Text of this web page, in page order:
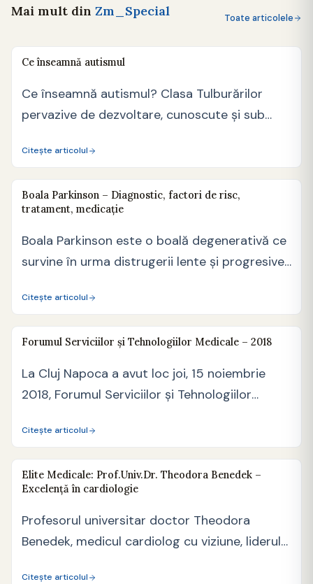
Mai mult din Zm_Special Toate articolele
Ce înseamnă autismul
Ce înseamnă autismul? Clasa Tulburărilor
pervazive de dezvoltare, cunoscute și sub
Citește articolul
Boala Parkinson – Diagnostic, factori de risc,
tratament, medicație
Boala Parkinson este o boală degenerativă ce
survine în urma distrugerii lente și progresive
Citește articolul
Forumul Serviciilor și Tehnologiilor Medicale – 2018
La Cluj Napoca a avut loc joi, 15 noiembrie
2018, Forumul Serviciilor și Tehnologiilor
Citește articolul
Elite Medicale: Prof.Univ.Dr. Theodora Benedek –
Excelență în cardiologie
Profesorul universitar doctor Theodora
Benedek, medicul cardiolog cu viziune, liderul
Citește articolul